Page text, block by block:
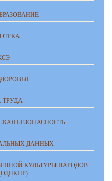
ТРУДА
БЕЗОПАСНОСТЬ
ДАННЫХ
КУЛЬТУРЫ НАРОДОВ